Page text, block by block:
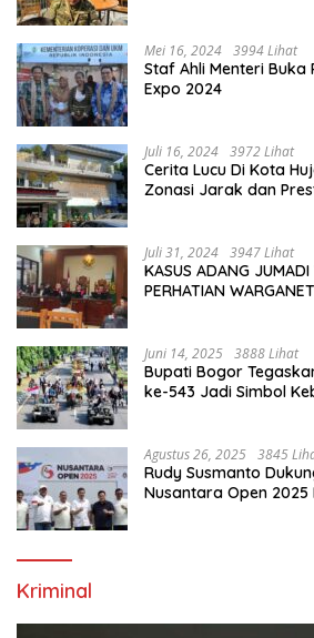
Mei 16, 2024 3994 Lihat
Staf Ahli Menteri Buka
Expo 2024
Juli 16, 2024 3972 Lihat
Cerita Lucu Di Kota
Zonasi Jarak dan
Juli 31, 2024 3947 Lihat
KASUS ADANG
PERHATIAN WARGANET
Juni 14, 2025 3888 Lihat
Bupati Bogor
ke-543 Jadi Simbol
Agustus 26, 2025 3845
Rudy Susmanto
Nusantara Open 2025
Kriminal